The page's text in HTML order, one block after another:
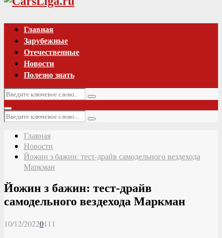
Главная
Зарубежные
Отечественные
Новости
Полезно знать
Искать:
Поиск
Основное
меню
Искать:
Поиск
Главная
Новости
Йожин з бажин: тест-драйв самодельного вездехода
Маркман
Йожин з бажин: тест-драйв
самодельного вездехода Маркман
10/12/20220111